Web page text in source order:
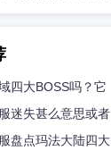
四大BOSS吗？它
迷失甚么意思或者
盘点玛法大陆四大